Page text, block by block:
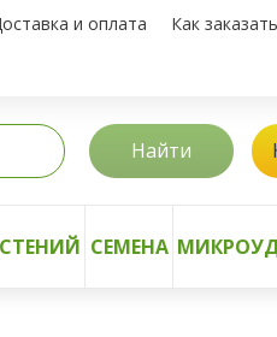
и оплата Как заказать
Найти
СЕМЕНА